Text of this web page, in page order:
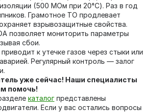
(500 МОм при 20°C). Раз в год
Грамотное ТО продлевает
взрывозащитные свойства.
позволяет мониторить параметры
сбои.
к утечке газов через стыки или
Регулярный контроль — залог
уже сейчас! Наши специалисты
помочь!
каталог представлены
Если у вас остались вопросы